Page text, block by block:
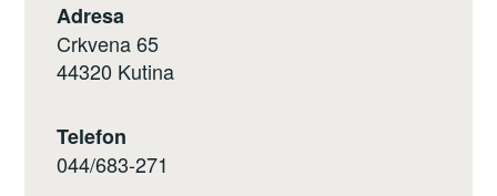
Adresa
Crkvena 65
44320 Kutina
Telefon
044/683-271